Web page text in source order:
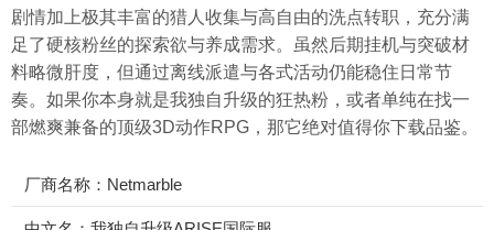
剧情加上极其丰富的猎人收集与高自由的洗点转职，充分满
足了硬核粉丝的探索欲与养成需求。虽然后期挂机与突破材
料略微肝度，但通过离线派遣与各式活动仍能稳住日常节
奏。如果你本身就是我独自升级的狂热粉，或者单纯在找一
部燃爽兼备的顶级3D动作RPG，那它绝对值得你下载品鉴。
厂商名称：Netmarble